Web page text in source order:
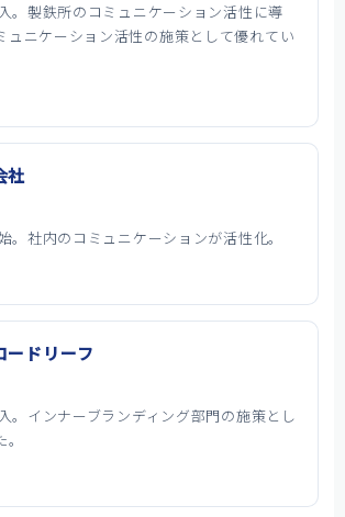
。製鉄所のコミュニケーション活性に導
ュニケーション活性の施策として優れてい
社
。社内のコミュニケーションが活性化。
ードリーフ
。インナーブランディング部門の施策とし